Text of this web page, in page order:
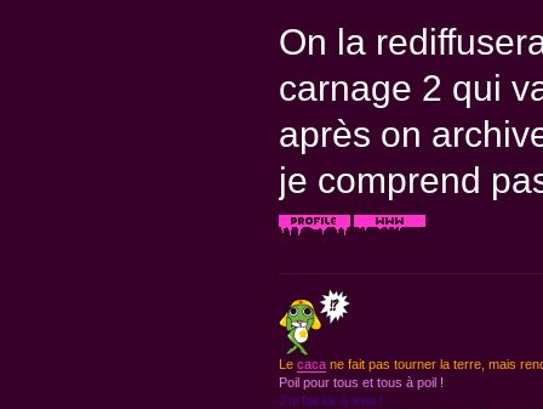
On la
carnage 2 qui
après on
je comprend
Le cacane fait pas tourner la terre, mais
Poil pour tous et tous à poil !
J'ai fait kk à ikea !